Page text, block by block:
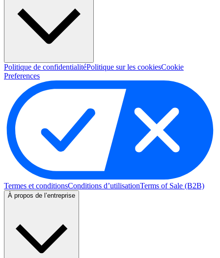
Politique de confidentialitéPolitique sur les cookiesCookie
Preferences
Termes et conditionsConditions d’utilisationTerms of Sale (B2B)
À propos de l’entreprise